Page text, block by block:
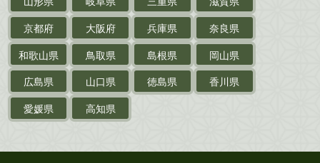
戦前・戦中の紙物・資料
絵葉書
支那・満洲・朝鮮・
台湾関係古資料
ポスター・チラシ・
京都府
大阪府 兵庫県
奈良県
和歌山県
鳥取県 島根県
岡山県
広島県
山口県 徳島県
香川県
愛媛県
高知県